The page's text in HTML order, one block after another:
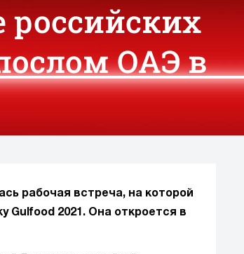
российских
ОАЭ в
рабочая встреча, на которой
Gulfood 2021. Она откроется в